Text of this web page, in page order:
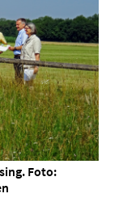
Foto: